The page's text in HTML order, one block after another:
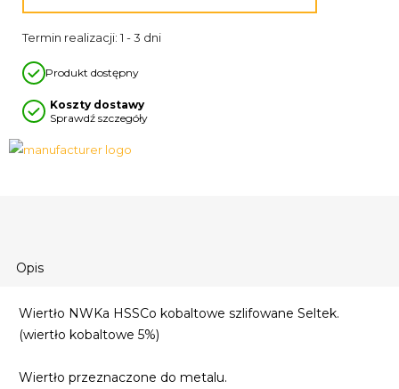
Opis
Wiertło NWKa HSSCo kobaltowe szlifowane Seltek.
(wiertło kobaltowe 5%)
Wiertło przeznaczone do metalu.
Termin realizacji: 1 - 3 dni
Produkt dostępny
Koszty dostawy
Sprawdź szczegóły